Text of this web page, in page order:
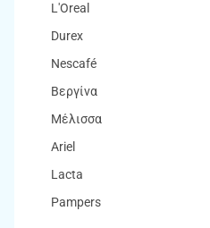
L'Oreal
Durex
Nescafé
Βεργίνα
Μέλισσα
Ariel
Lacta
Pampers